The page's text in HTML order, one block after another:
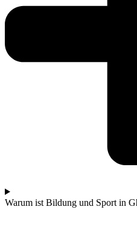
Warum ist Bildung und Sport in